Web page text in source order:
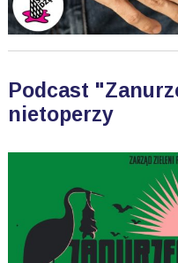
Podcast
nietoperzy